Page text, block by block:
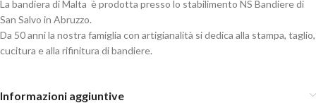
La bandiera di Malta è prodotta presso lo stabilimento NS Bandiere di
San Salvo in Abruzzo.
Da 50 anni la nostra famiglia con artigianalità si dedica alla stampa, taglio,
cucitura e alla rifinitura di bandiere.
Informazioni aggiuntive